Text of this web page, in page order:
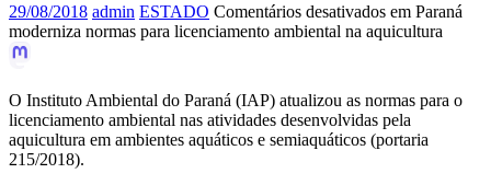
29/08/2018 admin ESTADO Comentários desativados em Paraná
moderniza normas para licenciamento ambiental na aquicultura
O Instituto Ambiental do Paraná (IAP) atualizou as normas para o
licenciamento ambiental nas atividades desenvolvidas pela
aquicultura em ambientes aquáticos e semiaquáticos (portaria
215/2018).